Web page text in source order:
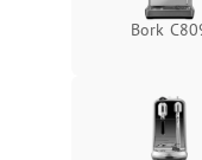
Bork